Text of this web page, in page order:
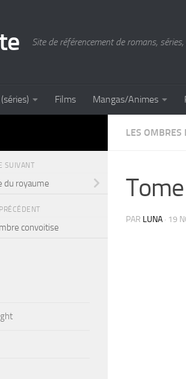
Site de référencement de romans,
Films Mangas/Animes
LES OMBRES
PAR LUNA · 19
SUIVANT
du royaume
convoitise